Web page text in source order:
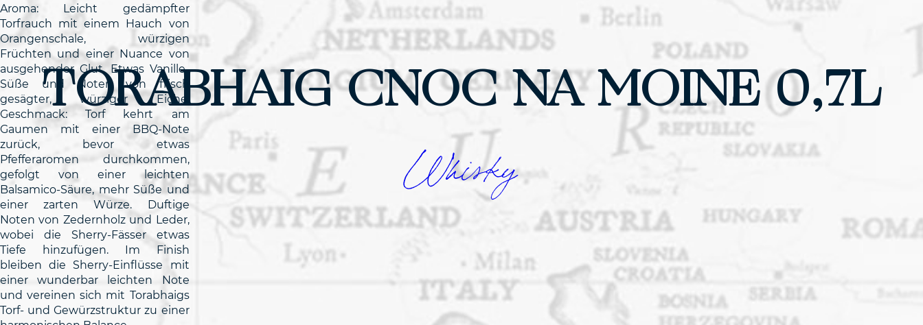
TORABHAIG CNOC NA MOINE 0,7L
Whisky
Aroma: Leicht gedämpfter
Torfrauch mit einem Hauch von
Orangenschale, würzigen
Früchten und einer Nuance von
ausgehender Glut. Etwas Vanille-
Süße und Noten von frisch
gesägter, würziger Eiche.
Geschmack: Torf kehrt am
Gaumen mit einer BBQ-Note
zurück, bevor etwas
Pfefferaromen durchkommen,
gefolgt von einer leichten
Balsamico-Säure, mehr Süße und
einer zarten Würze. Duftige
Noten von Zedernholz und Leder,
wobei die Sherry-Fässer etwas
Tiefe hinzufügen. Im Finish
bleiben die Sherry-Einflüsse mit
einer wunderbar leichten Note
und vereinen sich mit Torabhaigs
Torf- und Gewürzstruktur zu einer